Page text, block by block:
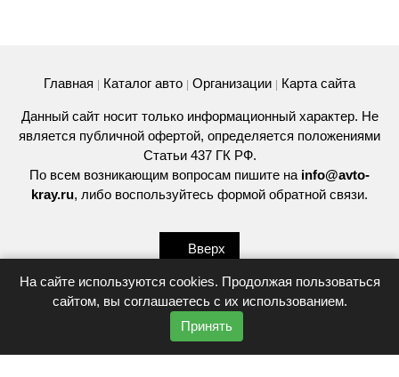
Главная Каталог авто Организации Карта сайта
Данный сайт носит только информационный характер. Не
является публичной офертой, определяется положениями
Статьи 437 ГК РФ.
По всем возникающим вопросам пишите на info@avto-
kray.ru, либо воспользуйтесь формой обратной связи.
Вверх
© 2026
На сайте используются cookies. Продолжая пользоваться
сайтом, вы соглашаетесь с их использованием.
Принять